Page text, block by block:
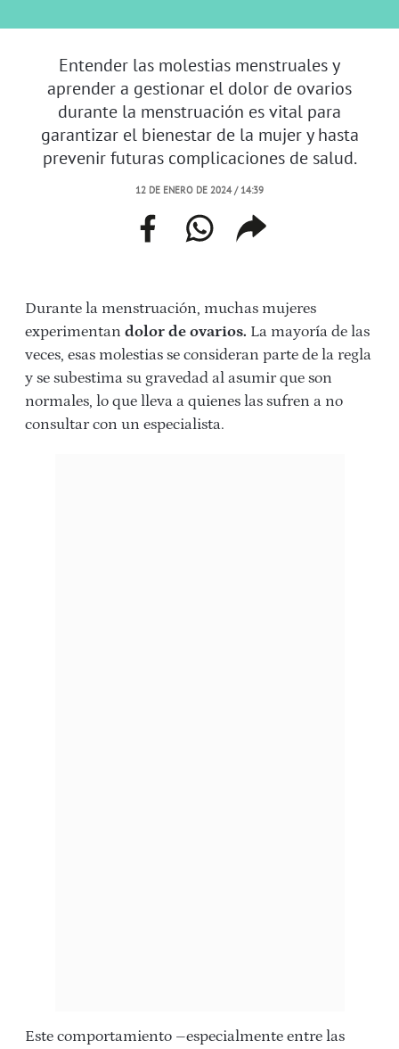
Entender las molestias menstruales y
aprender a gestionar el dolor de ovarios
durante la menstruación es vital para
garantizar el bienestar de la mujer y hasta
prevenir futuras complicaciones de salud.
12 DE ENERO DE 2024 / 14:39
facebookwhatsappcompartir
enlace
Durante la menstruación, muchas mujeres
experimentan dolor de ovarios. La mayoría de las
veces, esas molestias se consideran parte de la regla
y se subestima su gravedad al asumir que son
normales, lo que lleva a quienes las sufren a no
consultar con un especialista.
Este comportamiento –especialmente entre las